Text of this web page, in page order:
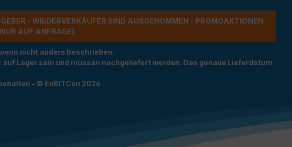
- WIEDERVERKÄUFER SIND AUSGENOMMEN - PROMOAKTIONEN G
AUF ANFRAGE)
nicht anders beschrieben.
Lager sein und müssen nachgeliefert werden. Das genaue Lieferdatum
- © EnBITCon 2026